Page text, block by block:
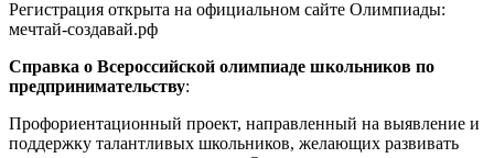
Регистрация открыта на официальном сайте Олимпиады:
мечтай-создавай.рф
Справка о Всероссийской олимпиаде школьников по
предпринимательству:
Профориентационный проект, направленный на выявление и
поддержку талантливых школьников, желающих развивать